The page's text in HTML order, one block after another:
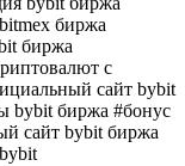
биржа
биржа
с
сайт bybit
bybit биржа #бонус
сайт bybit биржа